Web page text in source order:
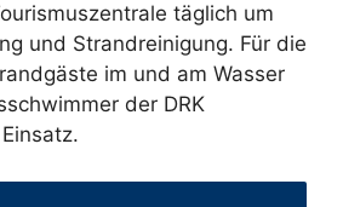
täglich um
und Strandreinigung. Für die
im und am Wasser
der DRK